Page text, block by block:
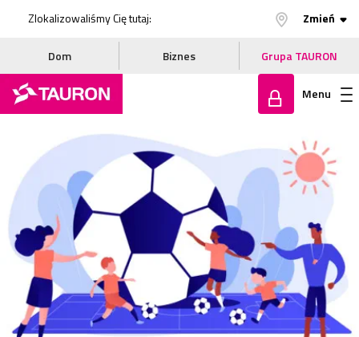
Zlokalizowaliśmy Cię tutaj: Zmień
Dom Biznes Grupa TAURON
Zaloguj
się
Menu